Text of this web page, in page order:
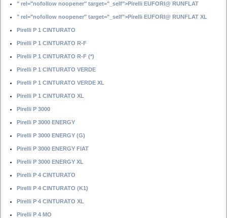
" rel="nofollow noopener" target="_self">Pirelli EUFORI@ RUNFLAT
" rel="nofollow noopener" target="_self">Pirelli EUFORI@ RUNFLAT XL
Pirelli P 1 CINTURATO
Pirelli P 1 CINTURATO R-F
Pirelli P 1 CINTURATO R-F (*)
Pirelli P 1 CINTURATO VERDE
Pirelli P 1 CINTURATO VERDE XL
Pirelli P 1 CINTURATO XL
Pirelli P 3000
Pirelli P 3000 ENERGY
Pirelli P 3000 ENERGY (G)
Pirelli P 3000 ENERGY FIAT
Pirelli P 3000 ENERGY XL
Pirelli P 4 CINTURATO
Pirelli P 4 CINTURATO (K1)
Pirelli P 4 CINTURATO XL
Pirelli P 4 MO